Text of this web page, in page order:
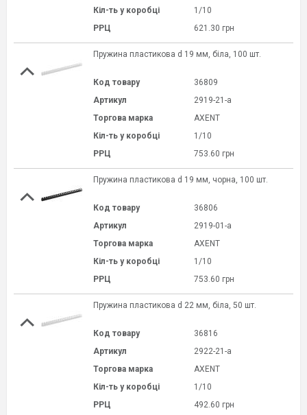
Кіл-ть у коробці
1/10
РРЦ
621.30 грн
Пружина пластикова d 19 мм, біла, 100 шт.
Код товару
36809
Артикул
2919-21-a
Торгова марка
AXENT
Кіл-ть у коробці
1/10
РРЦ
753.60 грн
Пружина пластикова d 19 мм, чорна, 100 шт.
Код товару
36806
Артикул
2919-01-a
Торгова марка
AXENT
Кіл-ть у коробці
1/10
РРЦ
753.60 грн
Пружина пластикова d 22 мм, біла, 50 шт.
Код товару
36816
Артикул
2922-21-a
Торгова марка
AXENT
Кіл-ть у коробці
1/10
РРЦ
492.60 грн